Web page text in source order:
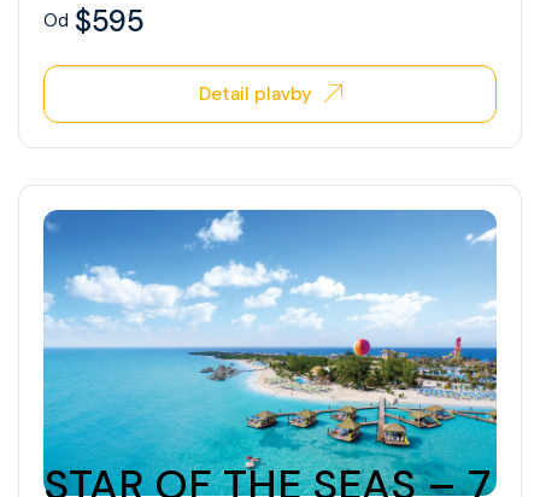
Od $595
Detail plavby
STAR OF THE SEAS – 7